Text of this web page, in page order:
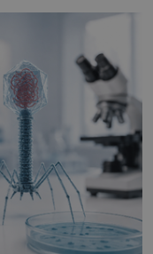
ve Velkých